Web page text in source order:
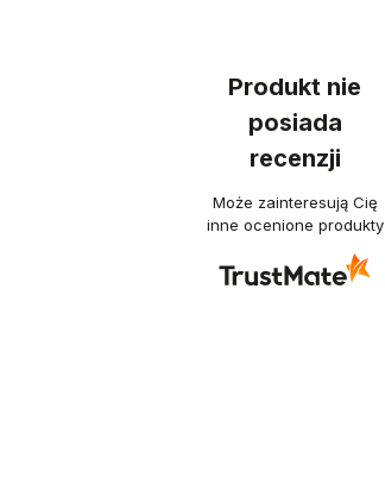
Produkt nie
posiada
recenzji
Może zainteresują Cię
inne ocenione produkty